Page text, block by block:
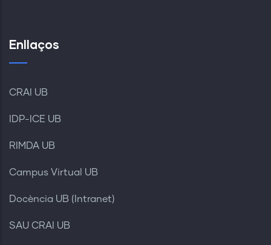
Enllaços
CRAI UB
IDP-ICE UB
RIMDA UB
Campus Virtual UB
Docència UB (Intranet)
SAU CRAI UB